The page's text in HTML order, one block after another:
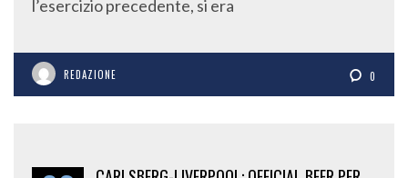
l’esercizio precedente, si era
REDAZIONE 0